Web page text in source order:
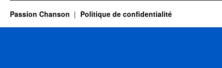
Passion Chanson Politique de confidentialité